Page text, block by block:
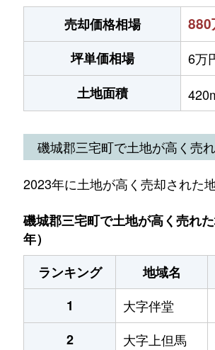
売却価格相場
880
坪単価相場
6万
土地面積
磯城郡三宅町で土地が高く売
2023年に土地が高く売却された地
磯城郡三宅町で土地が高く売れ
年）
ランキング
地域名
1
大字伴堂
2
大字上但馬